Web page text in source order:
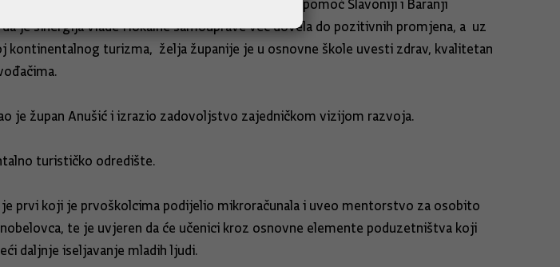
članovima Vlade dobrodošlicu i poručio da je pomoć Slavoniji i Baranji
je sinergija Vlade i lokalne samouprave već dovela do pozitivnih promjena, a uz
turizma, želja županije je u osnovne škole uvesti zdrav, kvalitetan
je župan Anušić i izrazio zadovoljstvo zajedničkom vizijom razvoja.
turističko odredište.
prvi koji je prvoškolcima podijelio mikroračunala i uveo mentorstvo za osobito
te je uvjeren da će učenici kroz osnovne elemente poduzetništva koji
daljnje iseljavanje mladih ljudi.